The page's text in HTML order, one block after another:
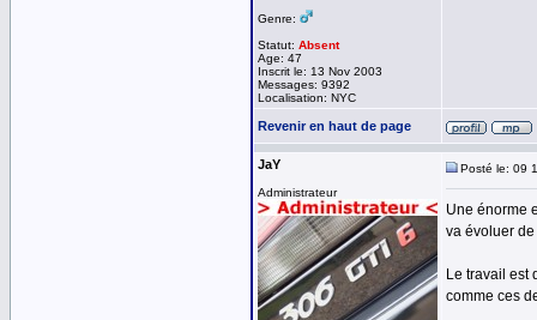
Genre:
Statut: Absent
Age: 47
Inscrit le: 13 Nov 2003
Messages: 9392
Localisation: NYC
Revenir en haut de page
JaY
Administrateur
Posté le: 09
Une énorme
va évoluer
Le travail est
comme ces